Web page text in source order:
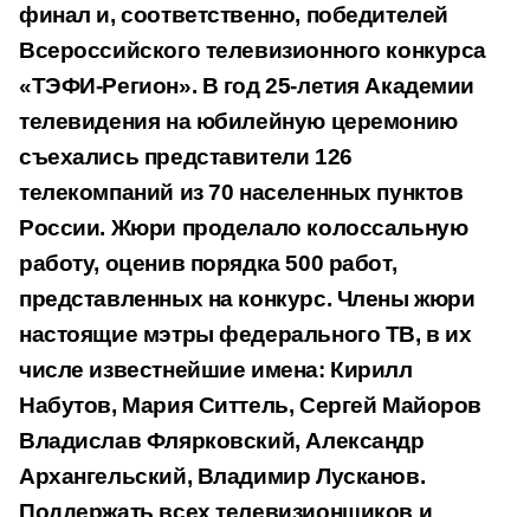
финал и, соответственно, победителей
Всероссийского телевизионного конкурса
«ТЭФИ-Регион». В год 25-летия Академии
телевидения на юбилейную церемонию
съехались представители 126
телекомпаний из 70 населенных пунктов
России. Жюри проделало колоссальную
работу, оценив порядка 500 работ,
представленных на конкурс. Члены жюри
настоящие мэтры федерального ТВ, в их
числе известнейшие имена: Кирилл
Набутов, Мария Ситтель, Сергей Майоров
Владислав Флярковский, Александр
Архангельский, Владимир Лусканов.
Поддержать всех телевизионщиков и